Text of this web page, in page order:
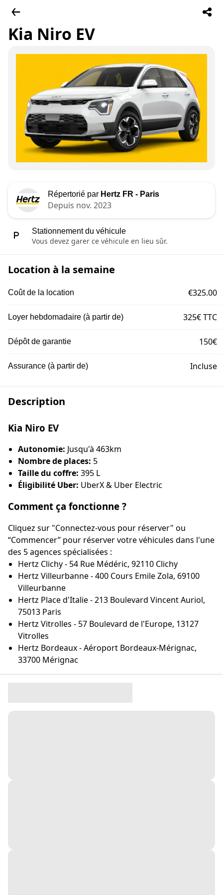
Kia Niro EV
Répertorié par Hertz FR - Paris
Depuis nov. 2023
Stationnement du véhicule
Vous devez garer ce véhicule en lieu sûr.
Location à la semaine
Coût de la location €325.00
Loyer hebdomadaire (à partir de) 325€ TTC
Dépôt de garantie 150€
Assurance (à partir de) Incluse
Description
Kia Niro EV
Autonomie: Jusqu'à 463km
Nombre de places: 5
Taille du coffre: 395 L
Éligibilité Uber: UberX & Uber Electric
Comment ça fonctionne ?
Cliquez sur "Connectez-vous pour réserver" ou
“Commencer” pour réserver votre véhicules dans l'une
des 5 agences spécialisées :
Hertz Clichy - 54 Rue Médéric, 92110 Clichy
Hertz Villeurbanne - 400 Cours Emile Zola, 69100
Villeurbanne
Hertz Place d'Italie - 213 Boulevard Vincent Auriol,
75013 Paris
Hertz Vitrolles - 57 Boulevard de l'Europe, 13127
Vitrolles
Hertz Bordeaux - Aéroport Bordeaux-Mérignac,
33700 Mérignac